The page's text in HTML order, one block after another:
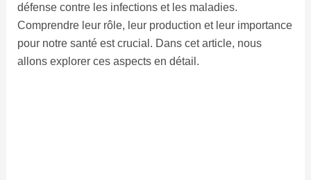
défense contre les infections et les maladies.
Comprendre leur rôle, leur production et leur importance
pour notre santé est crucial. Dans cet article, nous
allons explorer ces aspects en détail.